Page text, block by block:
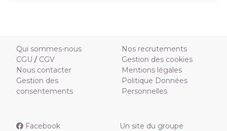
Qui sommes-nous
CGU / CGV
Nous contacter
Gestion des
consentements
Nos recrutements
Gestion des cookies
Mentions légales
Politique Données
Personnelles
Facebook
Un site du groupe